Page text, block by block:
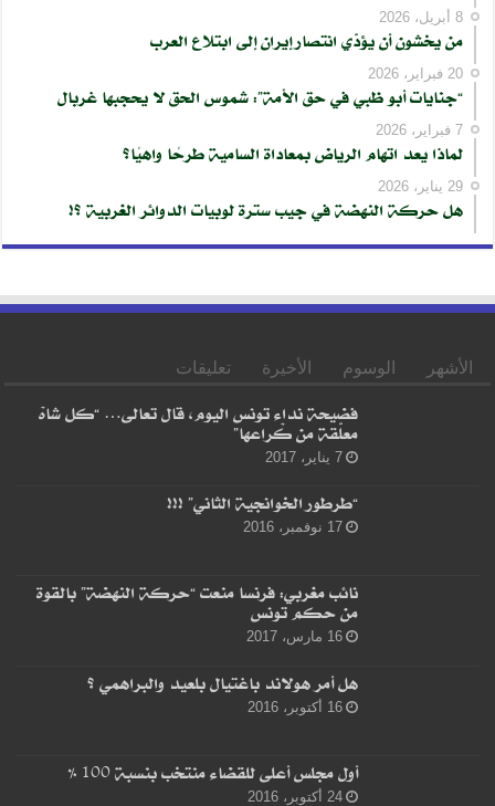
8 أبريل، 2026
من يخشون أن يؤدّي انتصار إيران إلى ابتلاع العرب
20 فبراير، 2026
“جنايات أبو ظبي في حق الأمة”: شموس الحق لا يحجبها غربال
7 فبراير، 2026
لماذا يعد اتهام الرياض بمعاداة السامية طرحًا واهيًا؟
29 يناير، 2026
هل حركة النهضة في جيب سترة لوبيات الدوائر الغربية ؟!
الأشهر الوسوم الأخيرة تعليقات
فضيحة نداء تونس اليوم، قال تعالى… “كل شاهْ
معلّقة من كْراعها”
7 يناير، 2017
“طرطور الخوانجية الثاني” !!!
17 نوفمبر، 2016
نائب مغربي: فرنسا منعت “حركة النهضة” بالقوة
من حكم تونس
16 مارس، 2017
هل أمر هولاند باغتيال بلعيد والبراهمي ؟
16 أكتوبر، 2016
أول مجلس أعلى للقضاء منتخب بنسبة 100 %
24 أكتوبر، 2016